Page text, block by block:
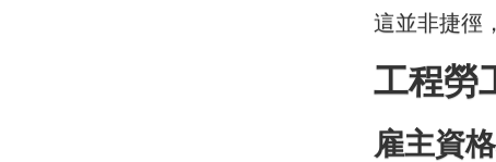
這並非捷徑
工程勞
雇主資